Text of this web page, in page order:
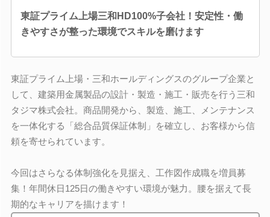
東証プライム上場三和HD100%子会社！安定性・働
きやすさが整った環境でスキルを磨けます
東証プライム上場・三和ホールディングスのグループ企業と
して、建築用金属製品の設計・製造・施工・販売を行う三和
タジマ株式会社。商品開発から、製造、施工、メンテナンス
を一体化する「総合品質保証体制」を確立し、お客様から信
頼を寄せられています。
今回はさらなる体制強化を見据え、工作図作成職を増員募
集！年間休日125日の働きやすい環境が魅力。腰を据えて長
期的なキャリアを描けます！